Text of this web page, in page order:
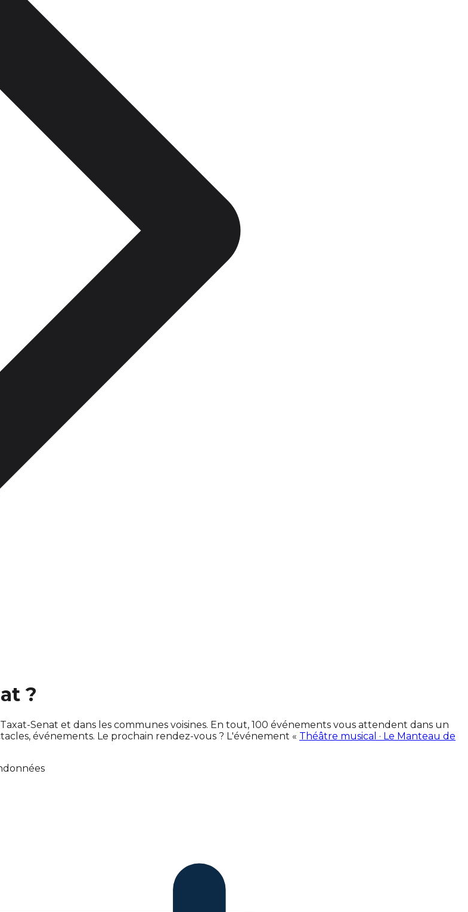
?
Senat et dans les communes voisines. En tout, 100 événements vous attendent dans un
événements. Le prochain rendez-vous ? L'événement « Théâtre musical · Le Manteau de